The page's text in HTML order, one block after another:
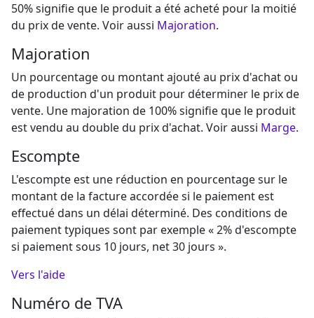
50% signifie que le produit a été acheté pour la moitié
du prix de vente. Voir aussi Majoration.
Majoration
Un pourcentage ou montant ajouté au prix d'achat ou
de production d'un produit pour déterminer le prix de
vente. Une majoration de 100% signifie que le produit
est vendu au double du prix d'achat. Voir aussi Marge.
Escompte
L'escompte est une réduction en pourcentage sur le
montant de la facture accordée si le paiement est
effectué dans un délai déterminé. Des conditions de
paiement typiques sont par exemple « 2% d'escompte
si paiement sous 10 jours, net 30 jours ».
Vers l'aide
Numéro de TVA